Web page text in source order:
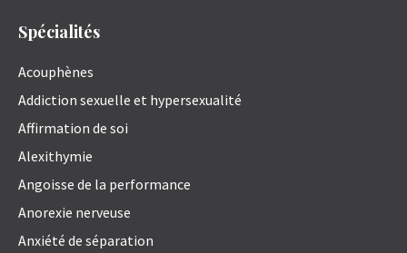
Spécialités
Acouphènes
Addiction sexuelle et hypersexualité
Affirmation de soi
Alexithymie
Angoisse de la performance
Anorexie nerveuse
Anxiété de séparation